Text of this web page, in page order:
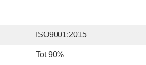
ISO9001:2015
Tot 90%